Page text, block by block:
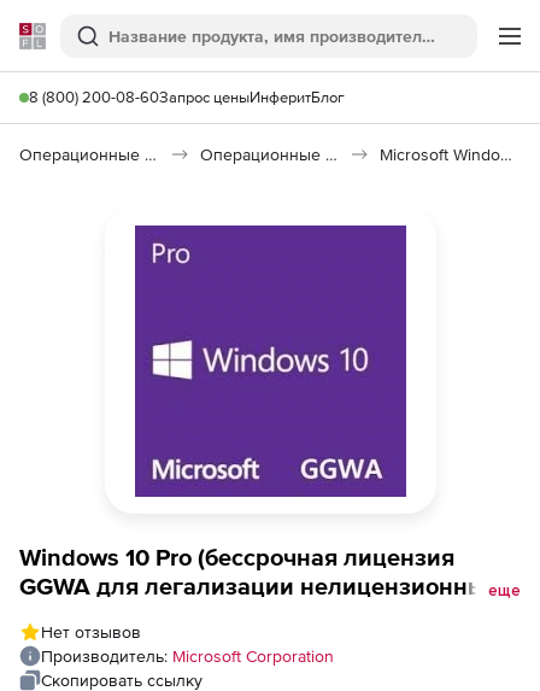
Softline
Поиск
8 (800) 200-08-60Запрос ценыИнферитБлог
Операционные системы Операционные системы семейства Windows Microsoft Windows 10 Pro (GGWA)
Windows 10 Pro (бессрочная лицензия
GGWA для легализации нелицензионныхеще
Нет отзывов
Производитель: Microsoft Corporation
Скопировать ссылку